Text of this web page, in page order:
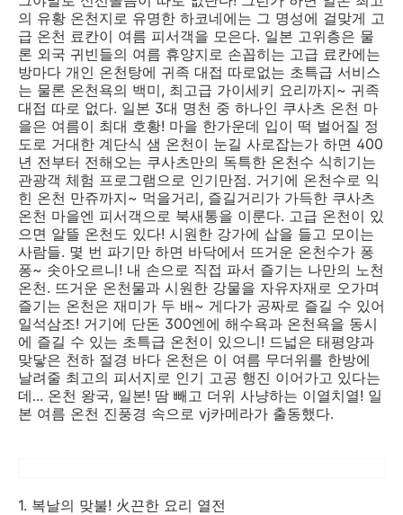
의 유황 온천지로 유명한 하코네에는 그 명성에 걸맞게 고
급 온천 료칸이 여름 피서객을 모은다. 일본 고위층은 물
론 외국 귀빈들의 여름 휴양지로 손꼽히는 고급 료칸에는
방마다 개인 온천탕에 귀족 대접 따로없는 초특급 서비스
는 물론 온천욕의 백미, 최고급 가이세키 요리까지~ 귀족
대접 따로 없다. 일본 3대 명천 중 하나인 쿠사츠 온천 마
을은 여름이 최대 호황! 마을 한가운데 입이 떡 벌어질 정
도로 거대한 계단식 샘 온천이 눈길 사로잡는가 하면 400
년 전부터 전해오는 쿠사츠만의 독특한 온천수 식히기는
관광객 체험 프로그램으로 인기만점. 거기에 온천수로 익
힌 온천 만쥬까지~ 먹을거리, 즐길거리가 가득한 쿠사츠
온천 마을엔 피서객으로 북새통을 이룬다. 고급 온천이 있
으면 알뜰 온천도 있다! 시원한 강가에 삽을 들고 모이는
사람들. 몇 번 파기만 하면 바닥에서 뜨거운 온천수가 퐁
퐁~ 솟아오르니! 내 손으로 직접 파서 즐기는 나만의 노천
온천. 뜨거운 온천물과 시원한 강물을 자유자재로 오가며
즐기는 온천은 재미가 두 배~ 게다가 공짜로 즐길 수 있어
일석삼조! 거기에 단돈 300엔에 해수욕과 온천욕을 동시
에 즐길 수 있는 초특급 온천이 있으니! 드넓은 태평양과
맞닿은 천하 절경 바다 온천은 이 여름 무더위를 한방에
날려줄 최고의 피서지로 인기 고공 행진 이어가고 있다는
데... 온천 왕국, 일본! 땀 빼고 더위 사냥하는 이열치열! 일
본 여름 온천 진풍경 속으로 vj카메라가 출동했다.
1. 복날의 맞불! 火끈한 요리 열전